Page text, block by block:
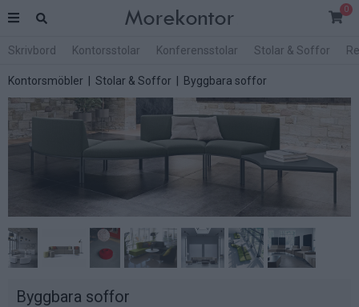
0
Skrivbord Kontorsstolar Konferensstolar Stolar & Soffor
Kontorsmöbler Stolar & Soffor | Byggbara soffor
Byggbara soffor